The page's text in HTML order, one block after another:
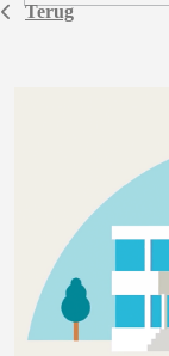
Terug